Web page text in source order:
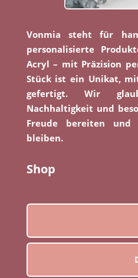
Vonmia steht für
personalisierte
Acryl – mit Präzision
Stück ist ein Unikat,
gefertigt. Wir
Nachhaltigkeit und
Freude bereiten und
bleiben.
Shop